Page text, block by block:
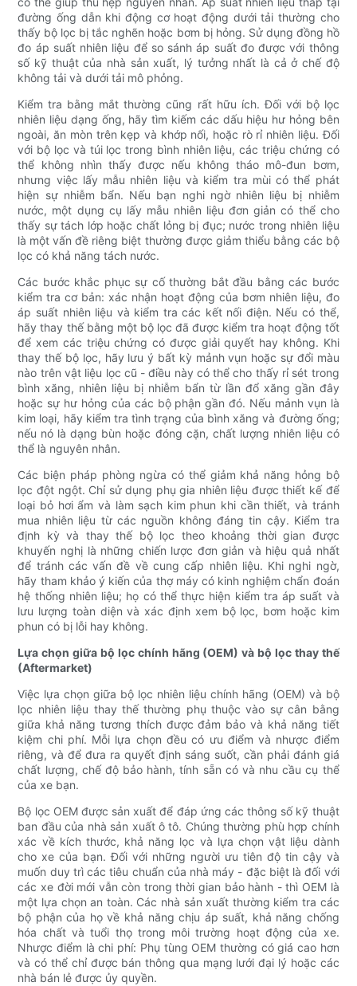
đường ống dẫn khi động cơ hoạt động dưới tải thường cho
thấy bộ lọc bị tắc nghẽn hoặc bơm bị hỏng. Sử dụng đồng hồ
đo áp suất nhiên liệu để so sánh áp suất đo được với thông
số kỹ thuật của nhà sản xuất, lý tưởng nhất là cả ở chế độ
không tải và dưới tải mô phỏng.
Kiểm tra bằng mắt thường cũng rất hữu ích. Đối với bộ lọc
nhiên liệu dạng ống, hãy tìm kiếm các dấu hiệu hư hỏng bên
ngoài, ăn mòn trên kẹp và khớp nối, hoặc rò rỉ nhiên liệu. Đối
với bộ lọc và túi lọc trong bình nhiên liệu, các triệu chứng có
thể không nhìn thấy được nếu không tháo mô-đun bơm,
nhưng việc lấy mẫu nhiên liệu và kiểm tra mùi có thể phát
hiện sự nhiễm bẩn. Nếu bạn nghi ngờ nhiên liệu bị nhiễm
nước, một dụng cụ lấy mẫu nhiên liệu đơn giản có thể cho
thấy sự tách lớp hoặc chất lỏng bị đục; nước trong nhiên liệu
là một vấn đề riêng biệt thường được giảm thiểu bằng các bộ
lọc có khả năng tách nước.
Các bước khắc phục sự cố thường bắt đầu bằng các bước
kiểm tra cơ bản: xác nhận hoạt động của bơm nhiên liệu, đo
áp suất nhiên liệu và kiểm tra các kết nối điện. Nếu có thể,
hãy thay thế bằng một bộ lọc đã được kiểm tra hoạt động tốt
để xem các triệu chứng có được giải quyết hay không. Khi
thay thế bộ lọc, hãy lưu ý bất kỳ mảnh vụn hoặc sự đổi màu
nào trên vật liệu lọc cũ - điều này có thể cho thấy rỉ sét trong
bình xăng, nhiên liệu bị nhiễm bẩn từ lần đổ xăng gần đây
hoặc sự hư hỏng của các bộ phận gần đó. Nếu mảnh vụn là
kim loại, hãy kiểm tra tình trạng của bình xăng và đường ống;
nếu nó là dạng bùn hoặc đóng cặn, chất lượng nhiên liệu có
thể là nguyên nhân.
Các biện pháp phòng ngừa có thể giảm khả năng hỏng bộ
lọc đột ngột. Chỉ sử dụng phụ gia nhiên liệu được thiết kế để
loại bỏ hơi ẩm và làm sạch kim phun khi cần thiết, và tránh
mua nhiên liệu từ các nguồn không đáng tin cậy. Kiểm tra
định kỳ và thay thế bộ lọc theo khoảng thời gian được
khuyến nghị là những chiến lược đơn giản và hiệu quả nhất
để tránh các vấn đề về cung cấp nhiên liệu. Khi nghi ngờ,
hãy tham khảo ý kiến ​​của thợ máy có kinh nghiệm chẩn đoán
hệ thống nhiên liệu; họ có thể thực hiện kiểm tra áp suất và
lưu lượng toàn diện và xác định xem bộ lọc, bơm hoặc kim
phun có bị lỗi hay không.
Lựa chọn giữa bộ lọc chính hãng (OEM) và bộ lọc thay thế
(Aftermarket)
Việc lựa chọn giữa bộ lọc nhiên liệu chính hãng (OEM) và bộ
lọc nhiên liệu thay thế thường phụ thuộc vào sự cân bằng
giữa khả năng tương thích được đảm bảo và khả năng tiết
kiệm chi phí. Mỗi lựa chọn đều có ưu điểm và nhược điểm
riêng, và để đưa ra quyết định sáng suốt, cần phải đánh giá
chất lượng, chế độ bảo hành, tính sẵn có và nhu cầu cụ thể
của xe bạn.
Bộ lọc OEM được sản xuất để đáp ứng các thông số kỹ thuật
ban đầu của nhà sản xuất ô tô. Chúng thường phù hợp chính
xác về kích thước, khả năng lọc và lựa chọn vật liệu dành
cho xe của bạn. Đối với những người ưu tiên độ tin cậy và
muốn duy trì các tiêu chuẩn của nhà máy - đặc biệt là đối với
các xe đời mới vẫn còn trong thời gian bảo hành - thì OEM là
một lựa chọn an toàn. Các nhà sản xuất thường kiểm tra các
bộ phận của họ về khả năng chịu áp suất, khả năng chống
hóa chất và tuổi thọ trong môi trường hoạt động của xe.
Nhược điểm là chi phí: Phụ tùng OEM thường có giá cao hơn
và có thể chỉ được bán thông qua mạng lưới đại lý hoặc các
nhà bán lẻ được ủy quyền.